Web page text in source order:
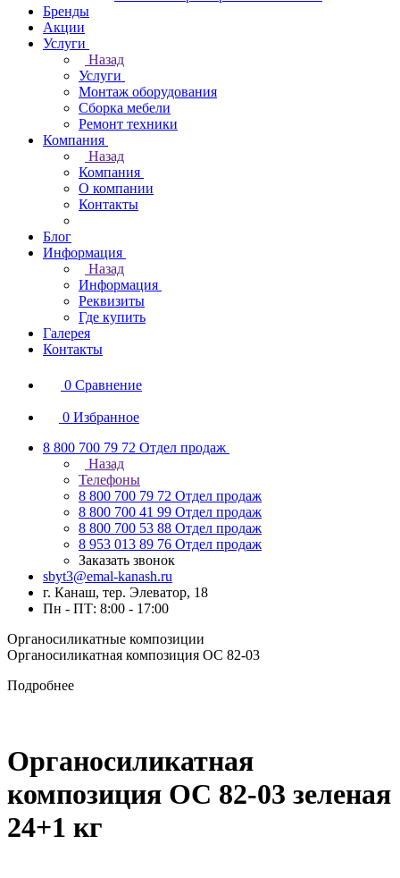
Бренды
Акции
Услуги
Назад
Услуги
Монтаж оборудования
Сборка мебели
Ремонт техники
Компания
Назад
Компания
О компании
Контакты
Блог
Информация
Назад
Информация
Реквизиты
Где купить
Галерея
Контакты
0 Сравнение
0 Избранное
8 800 700 79 72 Отдел продаж
Назад
Телефоны
8 800 700 79 72 Отдел продаж
8 800 700 41 99 Отдел продаж
8 800 700 53 88 Отдел продаж
8 953 013 89 76 Отдел продаж
Заказать звонок
sbyt3@emal-kanash.ru
г. Канаш, тер. Элеватор, 18
Пн - ПТ: 8:00 - 17:00
Органосиликатные композиции
Органосиликатная композиция ОС 82-03
Подробнее
Органосиликатная
композиция ОС 82-03 зеленая
24+1 кг